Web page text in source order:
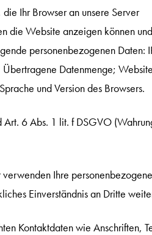
Ihr Browser an unsere Server
die Website anzeigen können
personenbezogenen Daten:
Übertragene Datenmenge;
und Version des Browsers.
Art. 6 Abs. 1 lit. f DSGVO
Ihre
Einverständnis an Dritte
Kontaktdaten wie Anschriften,